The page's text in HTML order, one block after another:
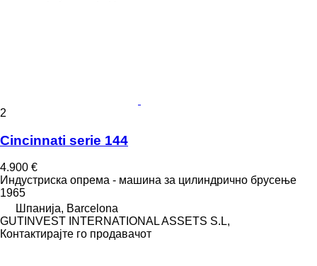
2
Cincinnati serie 144
4.900 €
Индустриска опрема - машина за цилиндрично брусење
1965
Шпанија, Barcelona
GUTINVEST INTERNATIONAL ASSETS S.L,
Контактирајте го продавачот